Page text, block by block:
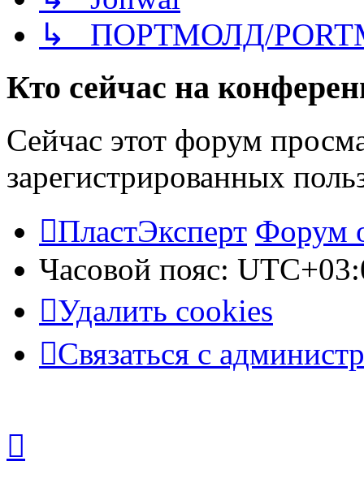
↳ ПОРТМОЛД/
Кто сейчас на
Сейчас этот форум
зарегистрированных
ПластЭксперт Форум
Часовой пояс:
Удалить cookies
Связаться с